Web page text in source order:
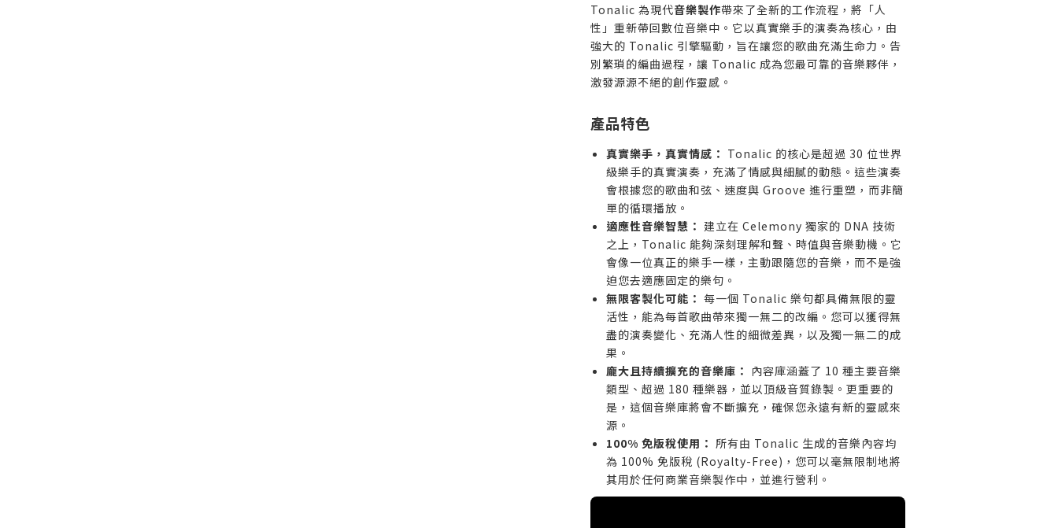
Tonalic 為現代音樂製作帶來了全新的工作流程，將「人
性」重新帶回數位音樂中。它以真實樂手的演奏為核心，由
強大的 Tonalic 引擎驅動，旨在讓您的歌曲充滿生命力。告
別繁瑣的編曲過程，讓 Tonalic 成為您最可靠的音樂夥伴，
激發源源不絕的創作靈感。
產品特色
真實樂手，真實情感： Tonalic 的核心是超過 30 位世界
級樂手的真實演奏，充滿了情感與細膩的動態。這些演奏
會根據您的歌曲和弦、速度與 Groove 進行重塑，而非簡
單的循環播放。
適應性音樂智慧： 建立在 Celemony 獨家的 DNA 技術
之上，Tonalic 能夠深刻理解和聲、時值與音樂動機。它
會像一位真正的樂手一樣，主動跟隨您的音樂，而不是強
迫您去適應固定的樂句。
無限客製化可能： 每一個 Tonalic 樂句都具備無限的靈
活性，能為每首歌曲帶來獨一無二的改編。您可以獲得無
盡的演奏變化、充滿人性的細微差異，以及獨一無二的成
果。
龐大且持續擴充的音樂庫： 內容庫涵蓋了 10 種主要音樂
類型、超過 180 種樂器，並以頂級音質錄製。更重要的
是，這個音樂庫將會不斷擴充，確保您永遠有新的靈感來
源。
100% 免版稅使用： 所有由 Tonalic 生成的音樂內容均
為 100% 免版稅 (Royalty-Free)，您可以毫無限制地將
其用於任何商業音樂製作中，並進行營利。